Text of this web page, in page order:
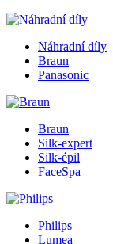
Náhradní díly
Braun
Panasonic
Braun
Silk-expert
Silk-épil
FaceSpa
Philips
Lumea